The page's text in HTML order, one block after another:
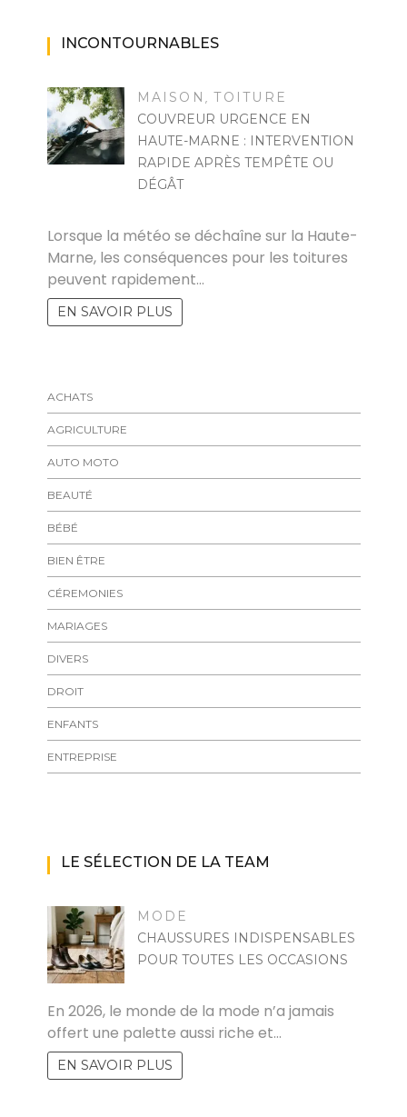
INCONTOURNABLES
MAISON , TOITURE
COUVREUR URGENCE EN
HAUTE-MARNE : INTERVENTION
RAPIDE APRÈS TEMPÊTE OU
DÉGÂT
Lorsque la météo se déchaîne sur la Haute-
Marne, les conséquences pour les toitures
peuvent rapidement…
EN SAVOIR PLUS
ACHATS
AGRICULTURE
AUTO MOTO
BEAUTÉ
BÉBÉ
BIEN ÊTRE
CÉREMONIES
MARIAGES
DIVERS
DROIT
ENFANTS
ENTREPRISE
LE SÉLECTION DE LA TEAM
MODE
CHAUSSURES INDISPENSABLES
POUR TOUTES LES OCCASIONS
En 2026, le monde de la mode n’a jamais
offert une palette aussi riche et…
EN SAVOIR PLUS